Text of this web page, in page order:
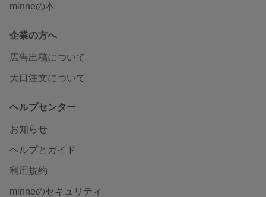
minneの本
企業の方へ
広告出稿について
大口注文について
ヘルプセンター
お知らせ
ヘルプとガイド
利用規約
minneのセキュリティ